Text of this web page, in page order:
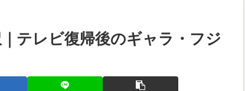
テレビ復帰後のギャラ・フジ